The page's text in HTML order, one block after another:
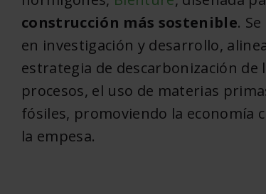
construcción más sostenible.
en investigación y desarrollo,
estrategia de descarbonización de
procesos, el uso de materias
fósiles, promoviendo la economía
la empesa.